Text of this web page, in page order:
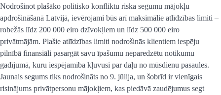
Nodrošinot plašāko politisko konfliktu riska segumu mājokļu
apdrošināšanā Latvijā, ievērojami būs arī maksimālie atlīdzības limiti –
robežās līdz 200 000 eiro dzīvokļiem un līdz 500 000 eiro
privātmājām. Plašie atlīdzības limiti nodrošinās klientiem iespēju
pilnībā finansiāli pasargāt savu īpašumu neparedzētu notikumu
gadījumā, kuru iespējamība kļuvusi par daļu no mūsdienu pasaules.
Jaunais segums tiks nodrošināts no 9. jūlija, un šobrīd ir vienīgais
risinājums privātpersonu mājokļiem, kas piedāvā zaudējumus segt